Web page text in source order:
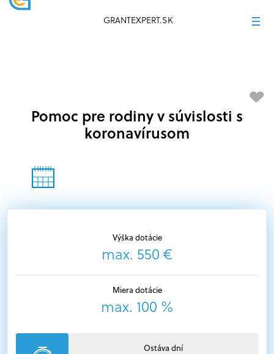
GRANTEXPERT.SK
Výška dotácie
max. 550 €
Miera dotácie
max. 100 %
Ostáva dní
Pomoc pre rodiny v súvislosti s
koronavírusom